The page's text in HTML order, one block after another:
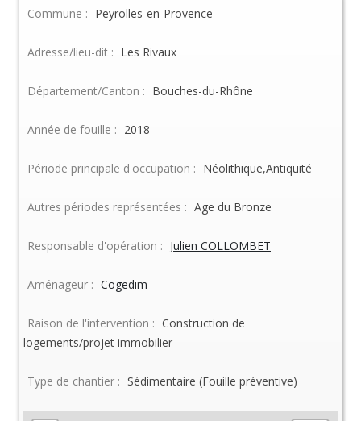
Commune : Peyrolles-en-Provence
Adresse/lieu-dit : Les Rivaux
Département/Canton : Bouches-du-Rhône
Année de fouille : 2018
Période principale d'occupation : Néolithique,Antiquité
Autres périodes représentées : Age du Bronze
Responsable d'opération : Julien COLLOMBET
Aménageur : Cogedim
Raison de l'intervention : Construction de
logements/projet immobilier
Type de chantier : Sédimentaire (Fouille préventive)